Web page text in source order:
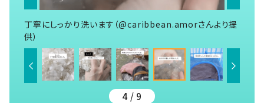
丁寧にしっかり洗います（@caribbean.amorさんより提
供）
4 / 9